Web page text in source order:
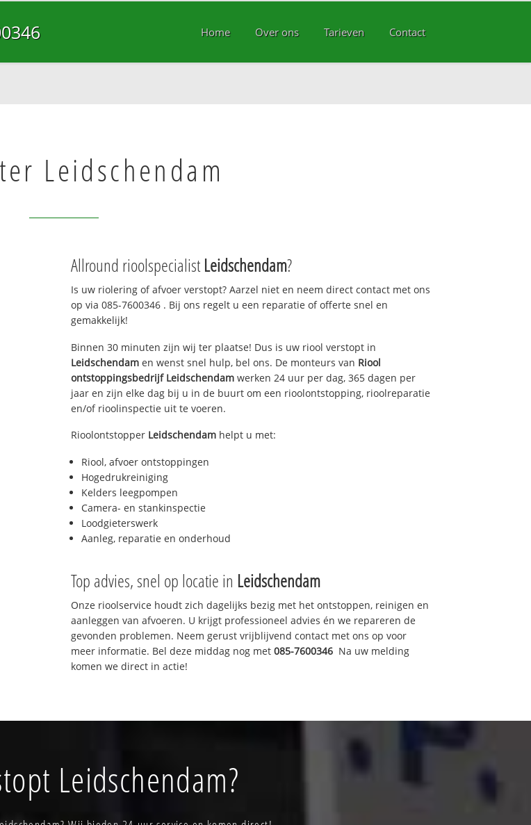
Home Over ons Tarieven Contact
Leidschendam
Allround rioolspecialist Leidschendam?
Is uw riolering of afvoer verstopt? Aarzel niet en neem direct contact met ons
op via 085-7600346 . Bij ons regelt u een reparatie of offerte snel en
gemakkelijk!
Binnen 30 minuten zijn wij ter plaatse! Dus is uw riool verstopt in
Leidschendam en wenst snel hulp, bel ons. De monteurs van Riool
ontstoppingsbedrijf Leidschendam werken 24 uur per dag, 365 dagen per
jaar en zijn elke dag bij u in de buurt om een rioolontstopping, rioolreparatie
en/of rioolinspectie uit te voeren.
Rioolontstopper Leidschendam helpt u met:
Riool, afvoer ontstoppingen
Hogedrukreiniging
Kelders leegpompen
Camera- en stankinspectie
Loodgieterswerk
Aanleg, reparatie en onderhoud
Top advies, snel op locatie in Leidschendam
Onze rioolservice houdt zich dagelijks bezig met het ontstoppen, reinigen en
aanleggen van afvoeren. U krijgt professioneel advies én we repareren de
gevonden problemen. Neem gerust vrijblijvend contact met ons op voor
meer informatie. Bel deze middag nog met 085-7600346 Na uw melding
komen we direct in actie!
Leidschendam?